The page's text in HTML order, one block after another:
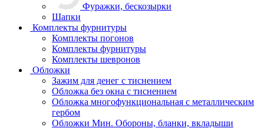
Фуражки, бескозырки
Шапки
Комплекты фурнитуры
Комплекты погонов
Комплекты фурнитуры
Комплекты шевронов
Обложки
Зажим для денег с тиснением
Обложка без окна с тиснением
Обложка многофункциональная с металлическим
гербом
Обложки Мин. Обороны, бланки, вкладыши